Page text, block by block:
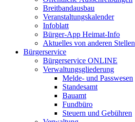
Breitbandausbau
Veranstaltungskalender
Infoblatt
Bürger-App Heimat-Info
Aktuelles von anderen Stellen
Bürgerservice
Bürgerservice ONLINE
Verwaltungsgliederung
Melde- und Passwesen
Standesamt
Bauamt
Fundbüro
Steuern und Gebühren